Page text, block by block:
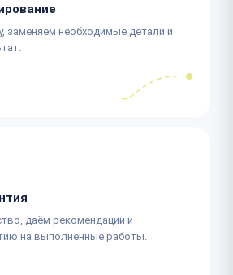
заменяем необходимые детали и
даём рекомендации и
на выполненные работы.